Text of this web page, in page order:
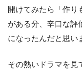
開けてみたら「作り
がある分、辛口な評
になったんだと思い
その熱いドラマを見